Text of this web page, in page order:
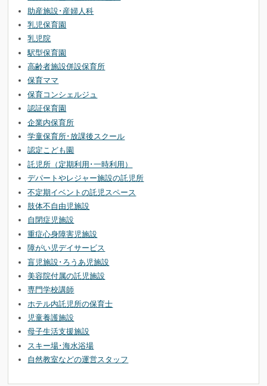
助産施設･産婦人科
乳児保育園
乳児院
駅型保育園
高齢者施設併設保育所
保育ママ
保育コンシェルジュ
認証保育園
企業内保育所
学童保育所･放課後スクール
認定こども園
託児所（定期利用･一時利用）
デパートやレジャー施設の託児所
不定期イベントの託児スペース
肢体不自由児施設
自閉症児施設
重症心身障害児施設
障がい児デイサービス
盲児施設･ろうあ児施設
美容院付属の託児施設
専門学校講師
ホテル内託児所の保育士
児童養護施設
母子生活支援施設
スキー場･海水浴場
自然教室などの運営スタッフ